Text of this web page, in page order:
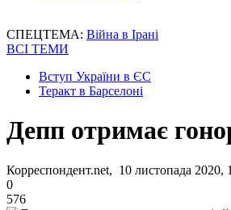
СПЕЦТЕМА: Війна в Ірані
ВСІ ТЕМИ
Вступ України в ЄС
Теракт в Барселоні
Депп отримає
Корреспондент.net, 10 листопада 2020,
0
576